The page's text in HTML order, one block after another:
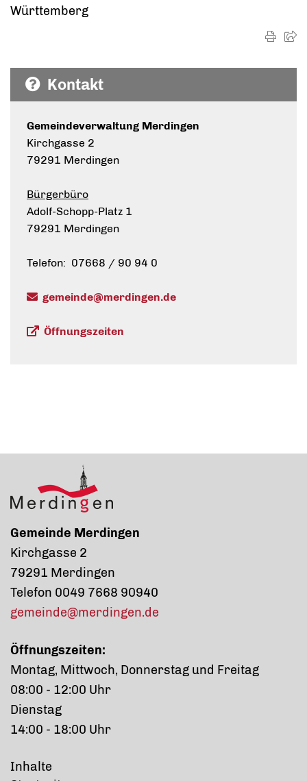
Württemberg
Kontakt
Gemeindeverwaltung Merdingen
Kirchgasse 2
79291 Merdingen
Bürgerbüro
Adolf-Schopp-Platz 1
79291 Merdingen
Telefon: 07668 / 90 94 0
gemeinde@merdingen.de
Öffnungszeiten
Gemeinde Merdingen
Kirchgasse 2
79291 Merdingen
Telefon 0049 7668 90940
gemeinde@merdingen.de
Öffnungszeiten:
Montag, Mittwoch, Donnerstag und Freitag
08:00 - 12:00 Uhr
Dienstag
14:00 - 18:00 Uhr
Inhalte